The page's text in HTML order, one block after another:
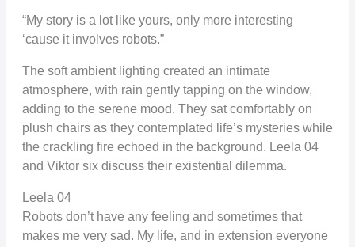
“My story is a lot like yours, only more interesting
‘cause it involves robots.”
The soft ambient lighting created an intimate
atmosphere, with rain gently tapping on the window,
adding to the serene mood. They sat comfortably on
plush chairs as they contemplated life’s mysteries while
the crackling fire echoed in the background. Leela 04
and Viktor six discuss their existential dilemma.
Leela 04
Robots don’t have any feeling and sometimes that
makes me very sad. My life, and in extension everyone